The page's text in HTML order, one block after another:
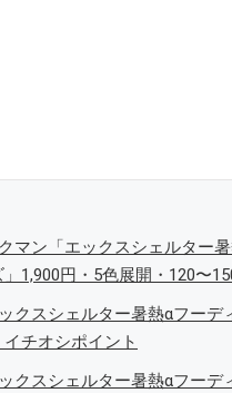
マン「エックスシェルター
」1,900円・5色展開・120〜
クスシェルター暑熱αフーデ
イチオシポイント
クスシェルター暑熱αフーデ